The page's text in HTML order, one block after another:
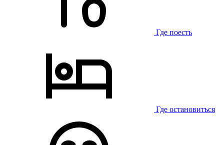
Где поесть
Где остановиться